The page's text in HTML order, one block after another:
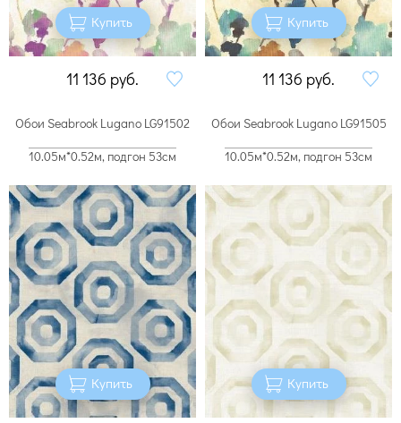
Купить
11 136 руб.
Купить
11 136 руб.
Обои Seabrook Lugano LG91502
10.05м*0.52м, подгон 53см
Купить
Обои Seabrook Lugano LG91505
10.05м*0.52м, подгон 53см
Купить